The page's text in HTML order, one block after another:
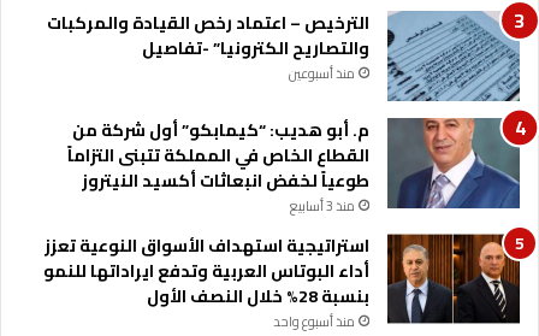
أ
و
ل
ي
ة
و
ن
ظ
ي
م
ا
ل
الترخيص – اعتماد رخص القيادة والمركبات
والتصاريح الكترونيا” -تفاصيل
منذ أسبوعين
م. أبو هديب: “كيمابكو” أول شركة من
القطاع الخاص في المملكة تتبنى التزاماً
طوعياً لخفض انبعاثات أكسيد النيتروز
منذ 3 أسابيع
استراتيجية استهداف الأسواق النوعية تعزز
أداء البوتاس العربية وتدفع ايراداتها للنمو
بنسبة 28% خلال النصف الأول
منذ أسبوع واحد